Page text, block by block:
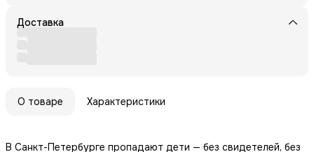
Доставка
О товаре Характеристики
В Санкт-Петербурге пропадают дети — без свидетелей, без